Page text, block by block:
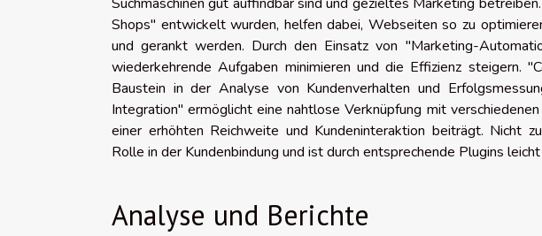
Shops" entwickelt wurden, helfen dabei, Webseiten so zu
und gerankt werden. Durch den Einsatz von "Marketing-
wiederkehrende Aufgaben minimieren und die Effizienz steigern.
Baustein in der Analyse von Kundenverhalten und
Integration" ermöglicht eine nahtlose Verknüpfung mit
einer erhöhten Reichweite und Kundeninteraktion beiträgt. Nicht
Rolle in der Kundenbindung und ist durch entsprechende Plugins
Analyse und Berichte